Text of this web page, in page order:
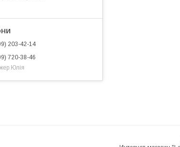
203-42-14
720-38-46
Юлія